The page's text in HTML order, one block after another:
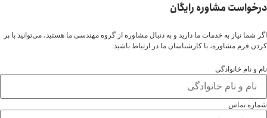
درخواست مشاوره رایگان
اگر شما نیاز به خدمات ما دارید و به دنبال مشاوره از گروه مهندسی ما هستید، می‌توانید با پر
کردن فرم مشاوره، با کارشناسان ما در ارتباط باشید.
نام و نام خانوادگی
شماره تماس